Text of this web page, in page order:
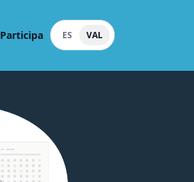
Participa ES VAL